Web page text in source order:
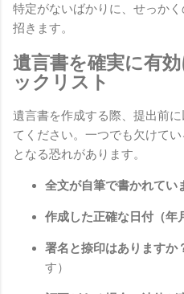
特定がないばかりに、せっか
招きます。
遺言書を確実に有
ックリスト
遺言書を作成する際、提出前
てください。一つでも欠けて
となる恐れがあります。
全文が自筆で書かれてい
作成した正確な日付（年
署名と捺印はありますか
す）